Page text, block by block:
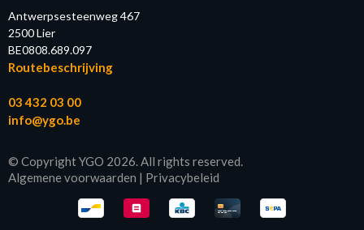
Antwerpsesteenweg 467
2500 Lier
BE0808.689.097
Routebeschrijving
03 432 03 00
info@ygo.be
© Copyright YGO 2026. All rights reserved.
Algemene voorwaarden | Privacybeleid